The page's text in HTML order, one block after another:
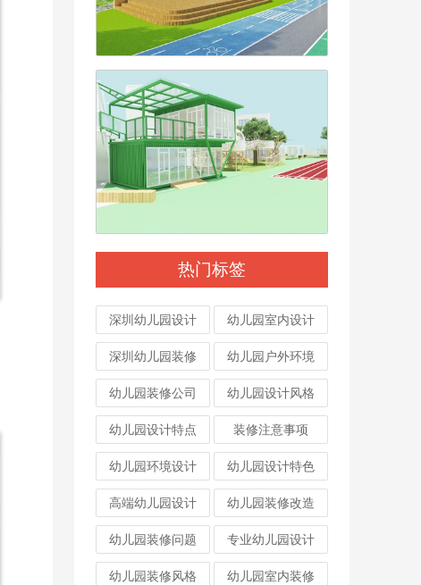
热门标签
深圳幼儿园设计 幼儿园室内设计
深圳幼儿园装修 幼儿园户外环境
幼儿园装修公司 幼儿园设计风格
幼儿园设计特点 装修注意事项
幼儿园环境设计 幼儿园设计特色
高端幼儿园设计 幼儿园装修改造
幼儿园装修问题 专业幼儿园设计
幼儿园装修风格 幼儿园室内装修